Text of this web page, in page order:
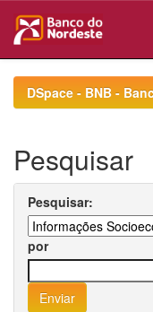
navigationDSpace - BNB -
Pesquisar
Pesquisar:
por